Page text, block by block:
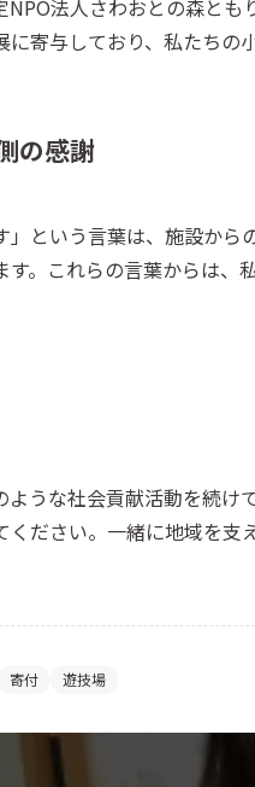
法人さわおとの森と
寄与しており、私たちの
の感謝
」という言葉は、施設か
。これらの言葉からは
うな社会貢献活動を続け
ださい。一緒に地域を支
寄付 遊技場